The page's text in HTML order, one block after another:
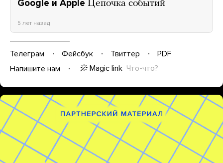
Google и Apple Цепочка событий
5 лет назад
Телеграм Фейсбук Твиттер
PDF
Напишите нам
Magic link Что-что?